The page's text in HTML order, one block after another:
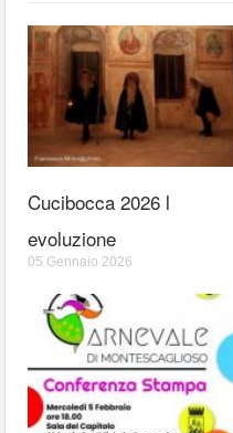
Cucibocca 2026 l
evoluzione
05 Gennaio 2026